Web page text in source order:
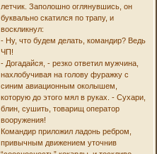
летчик. Заполошно оглянувшись, он
буквально скатился по трапу, и
воскликнул:
- Ну, что будем делать, командир? Ведь
ЧП!
- Догадайся, - резко ответил мужчина,
нахлобучивая на голову фуражку с
синим авиационным околышем,
которую до этого мял в руках. - Сухари,
блин, сушить, товарищ оператор
вооружения!
Командир приложил ладонь ребром,
привычным движением уточнив